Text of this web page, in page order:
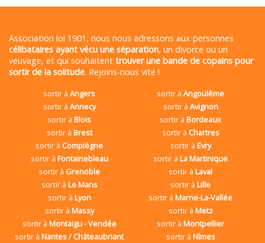
Association loi 1901, nous nous adressons aux personnes
célibataires ayant vécu une séparation, un divorce ou un
veuvage, et qui souhaitent trouver une bande de copains pour
sortir de la solitude. Rejoins-nous vite !
sortir àAngers sortir àAngoulême
sortir à Annecy sortir à Avignon
sortir àBlois sortir àBordeaux
sortir à Brest sortir à Chartres
sortir à Compiègne sortir à Evry
sortir à Fontainebleau sortir àLa Martinique
sortir à Grenoble sortir àLaval
sortir à Le Mans sortir àLille
sortir à Lyon sortir àMarne-La-Vallée
sortir à Massy sortir à Metz
sortir à Montaigu - Vendée sortir àMontpellier
sortir àNantes / Châteaubriant sortir à Nîmes